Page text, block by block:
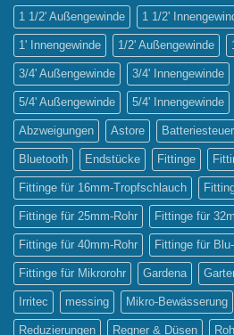
1 1/2' Außengewinde 1 1/2'
1' Innengewinde 1/2' Außengewinde
3/4' Außengewinde 3/4' Innengewinde
5/4' Außengewinde 5/4' Innengewinde
Abzweigungen Astore
Bluetooth Endstücke Fittinge
Fittinge für 16mm-Tropfschlauch
Fittinge für 25mm-Rohr Fittinge für
Fittinge für 40mm-Rohr Fittinge für
Fittinge für Mikrorohr Gardena
Irritec messing Mikro-Bewässerung
Reduzierungen Regner & Düsen